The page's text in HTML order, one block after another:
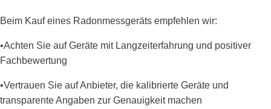
Beim Kauf eines Radonmessgeräts empfehlen wir:
•Achten Sie auf Geräte mit Langzeiterfahrung und positiver
Fachbewertung
•Vertrauen Sie auf Anbieter, die kalibrierte Geräte und
transparente Angaben zur Genauigkeit machen